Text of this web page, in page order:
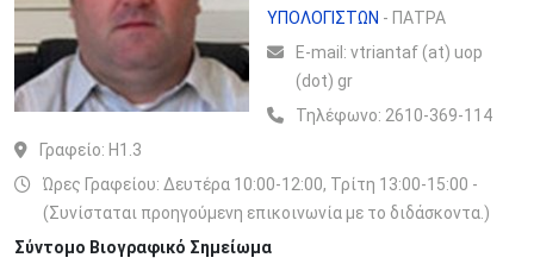
ΥΠΟΛΟΓΙΣΤΩΝ - ΠΑΤΡΑ
Ε-mail: vtriantaf (at) uop
(dot) gr
Τηλέφωνο: 2610-369-114
Γραφείο: H1.3
Ώρες Γραφείου: Δευτέρα 10:00-12:00, Τρίτη 13:00-15:00 -
(Συνίσταται προηγούμενη επικοινωνία με το διδάσκοντα.)
Σύντομο Βιογραφικό Σημείωμα